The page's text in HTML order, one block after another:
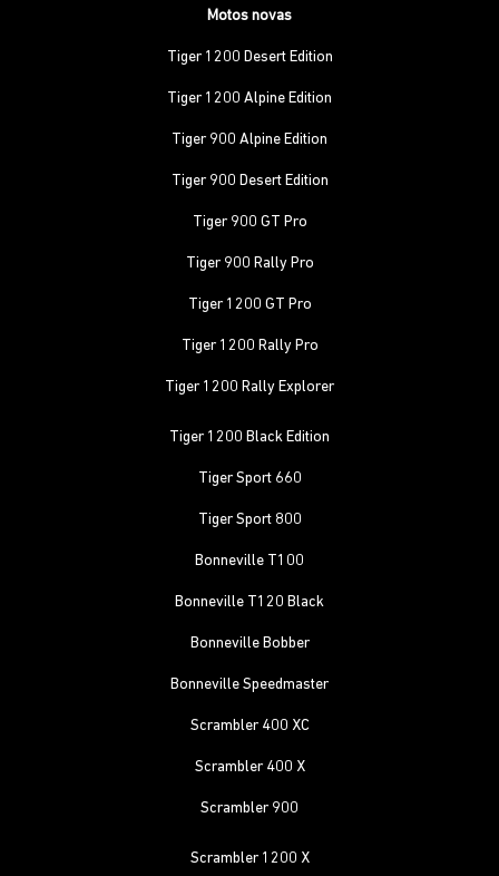
Motos novas
Tiger 1200 Desert Edition
Tiger 1200 Alpine Edition
Tiger 900 Alpine Edition
Tiger 900 Desert Edition
Tiger 900 GT Pro
Tiger 900 Rally Pro
Tiger 1200 GT Pro
Tiger 1200 Rally Pro
Tiger 1200 Rally Explorer
Tiger 1200 Black Edition
Tiger Sport 660
Tiger Sport 800
Bonneville T100
Bonneville T120 Black
Bonneville Bobber
Bonneville Speedmaster
Scrambler 400 XC
Scrambler 400 X
Scrambler 900
Scrambler 1200 X